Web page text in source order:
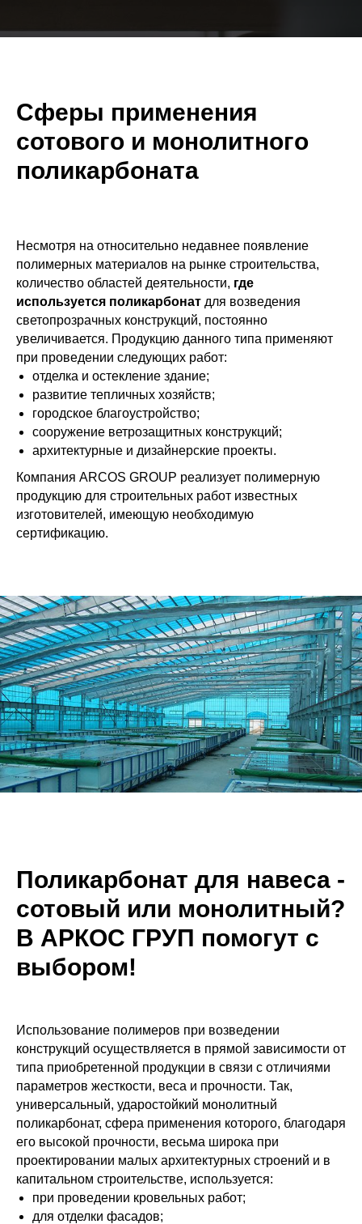
Сферы применения
сотового и монолитного
поликарбоната
Несмотря на относительно недавнее появление
полимерных материалов на рынке строительства,
количество областей деятельности, где
используется поликарбонат для возведения
светопрозрачных конструкций, постоянно
увеличивается. Продукцию данного типа применяют
при проведении следующих работ:
отделка и остекление здание;
развитие тепличных хозяйств;
городское благоустройство;
сооружение ветрозащитных конструкций;
архитектурные и дизайнерские проекты.
Компания ARCOS GROUP реализует полимерную
продукцию для строительных работ известных
изготовителей, имеющую необходимую
сертификацию.
Поликарбонат для навеса -
сотовый или монолитный?
В АРКОС ГРУП помогут с
выбором!
Использование полимеров при возведении
конструкций осуществляется в прямой зависимости от
типа приобретенной продукции в связи с отличиями
параметров жесткости, веса и прочности. Так,
универсальный, ударостойкий монолитный
поликарбонат, сфера применения которого, благодаря
его высокой прочности, весьма широка при
проектировании малых архитектурных строений и в
капитальном строительстве, используется:
при проведении кровельных работ;
для отделки фасадов;